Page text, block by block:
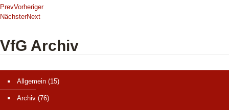
PrevVorheriger
NächsterNext
VfG Archiv
Allgemein (15)
Archiv (76)